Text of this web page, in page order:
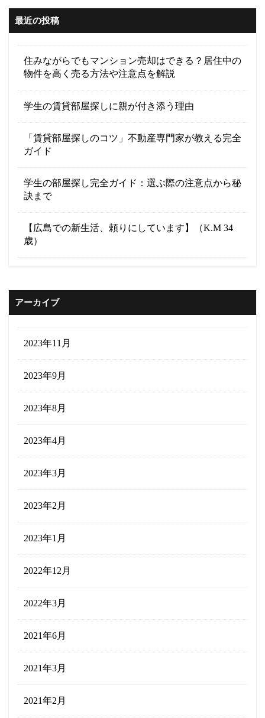
最近の投稿
住みながらでもマンション売却はできる？居住中の
物件を高く売る方法や注意点を解説
学生の賃貸部屋探しに親が付き添う理由
「賃貸部屋探しのコツ」不動産専門家が教える完全
ガイド
学生の部屋探し完全ガイド：選ぶ際の注意点から秘
訣まで
【広島での新生活、頼りにしています】（K.M 34
歳）
アーカイブ
2023年11月
2023年9月
2023年8月
2023年4月
2023年3月
2023年2月
2023年1月
2022年12月
2022年3月
2021年6月
2021年3月
2021年2月